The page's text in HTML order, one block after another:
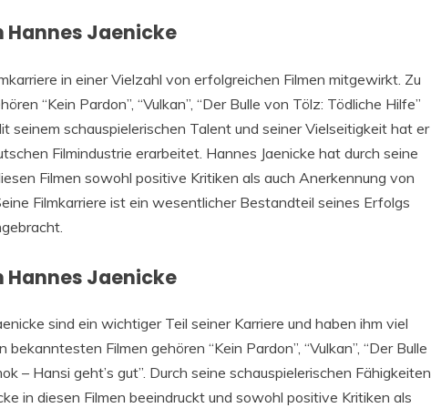
Hannes Jaenicke
in einer Vielzahl von erfolgreichen Filmen mitgewirkt. Zu
“Kein Pardon”, “Vulkan”, “Der Bulle von Tölz: Tödliche Hilfe”
seinem schauspielerischen Talent und seiner Vielseitigkeit hat er
Filmindustrie erarbeitet. Hannes Jaenicke hat durch seine
Filmen sowohl positive Kritiken als auch Anerkennung von
Filmkarriere ist ein wesentlicher Bestandteil seines Erfolgs
Hannes Jaenicke
sind ein wichtiger Teil seiner Karriere und haben ihm viel
Filmen gehören “Kein Pardon”, “Vulkan”, “Der Bulle
– Hansi geht’s gut”. Durch seine schauspielerischen Fähigkeiten
in diesen Filmen beeindruckt und sowohl positive Kritiken als